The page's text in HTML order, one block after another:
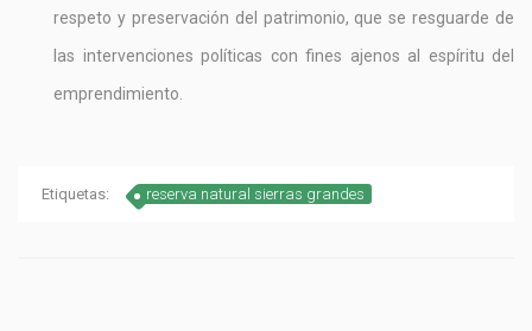
respeto y preservación del patrimonio, que se resguarde de
las intervenciones políticas con fines ajenos al espíritu del
emprendimiento.
Etiquetas: reserva natural sierras grandes